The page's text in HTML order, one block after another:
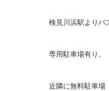
検見川浜駅よりバ
専用駐車場有り。
近隣に無料駐車場